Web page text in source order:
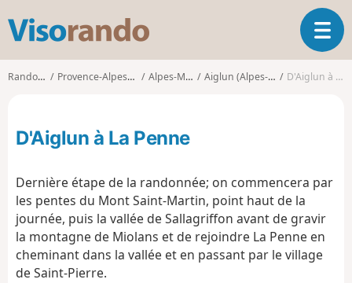
s
o
d
O
u
a
i
g
a
Randonnées Provence-Alpes-Côte d'Azur Alpes-Maritimes Aiglun (Alpes-Maritimes) D'Aiglun à La Penne
D'Aiglun à La Penne
Dernière étape de la randonnée; on commencera par
les pentes du Mont Saint-Martin, point haut de la
journée, puis la vallée de Sallagriffon avant de gravir
la montagne de Miolans et de rejoindre La Penne en
cheminant dans la vallée et en passant par le village
de Saint-Pierre.